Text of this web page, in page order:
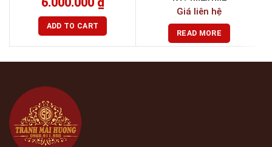
ADD TO CART
Giá liên hệ
READ MORE